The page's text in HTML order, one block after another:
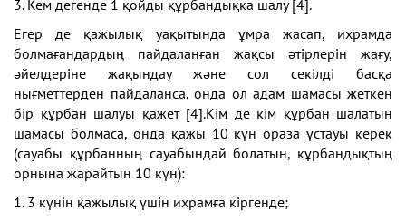
3. Кем дегенде 1 қойды құрбандыққа шалу [4].
Егер де қажылық уақытында ұмра жасап, ихрамда
болмағандардың пайдаланған жақсы әтірлерін жағу,
әйелдеріне жақындау және сол секілді басқа
нығметтерден пайдаланса, онда ол адам шамасы жеткен
бір құрбан шалуы қажет [4].Кім де кім құрбан шалатын
шамасы болмаса, онда қажы 10 күн ораза ұстауы керек
(сауабы құрбанның сауабындай болатын, құрбандықтың
орнына жарайтын 10 күн):
1. 3 күнін қажылық үшін ихрамға кіргенде;